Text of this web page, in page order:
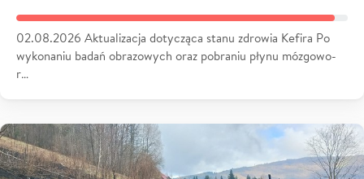
02.08.2026 Aktualizacja dotycząca stanu zdrowia Kefira Po
wykonaniu badań obrazowych oraz pobraniu płynu mózgowo-
r…